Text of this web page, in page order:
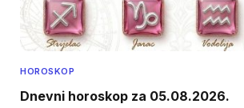
HOROSKOP
Dnevni horoskop za 05.08.2026.